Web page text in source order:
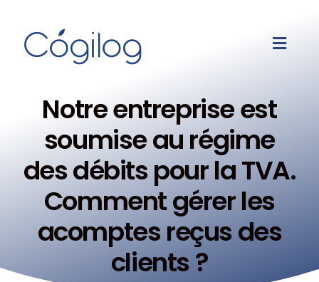
Notre entreprise est
soumise au régime
des débits pour la TVA.
Comment gérer les
acomptes reçus des
clients ?